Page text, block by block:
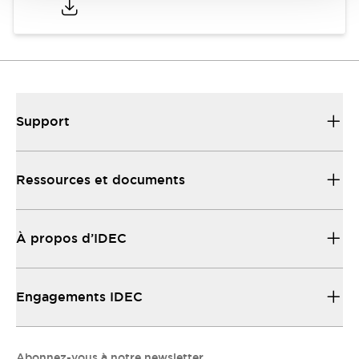
Support
Ressources et documents
À propos d’IDEC
Engagements IDEC